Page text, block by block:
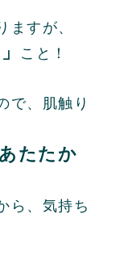
ますが、
こと！
で、肌触り
あたたか
ら、気持ち